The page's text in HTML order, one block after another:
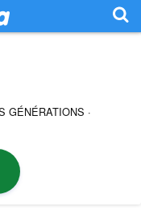
GÉNÉRATIONS ·